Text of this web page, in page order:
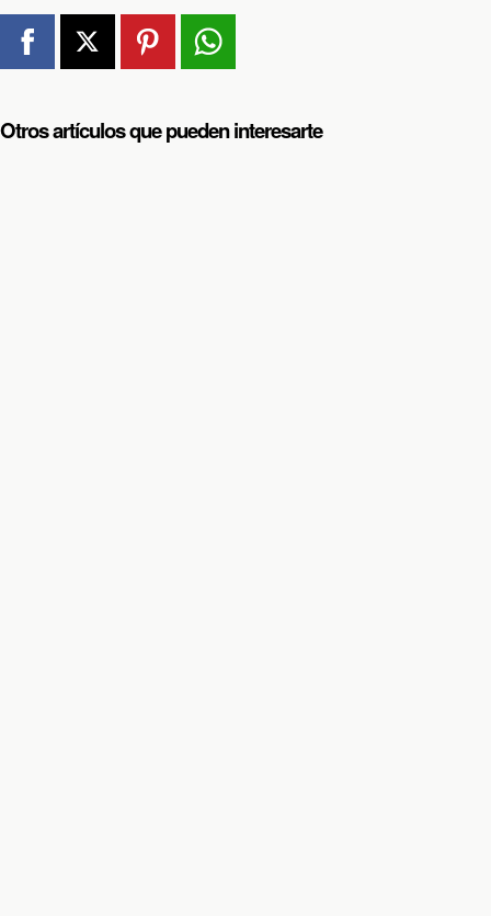
Otros artículos que pueden interesarte